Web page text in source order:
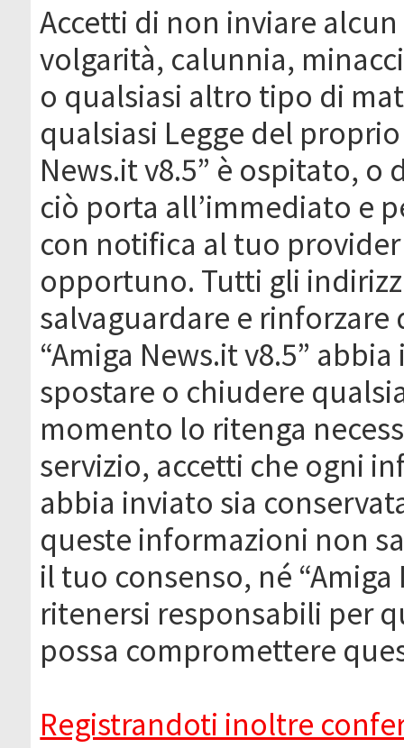
Accetti di non inviare
volgarità, calunnia,
o qualsiasi altro tipo di
qualsiasi Legge del
News.it v8.5” è ospitato, o
ciò porta all’immediato e
con notifica al tuo
opportuno. Tutti gli
salvaguardare e
“Amiga News.it v8.5”
spostare o chiudere
momento lo ritenga
servizio, accetti che ogni
abbia inviato sia
queste informazioni non
il tuo consenso, né
ritenersi responsabili per
possa compromettere
Registrandoti inoltre